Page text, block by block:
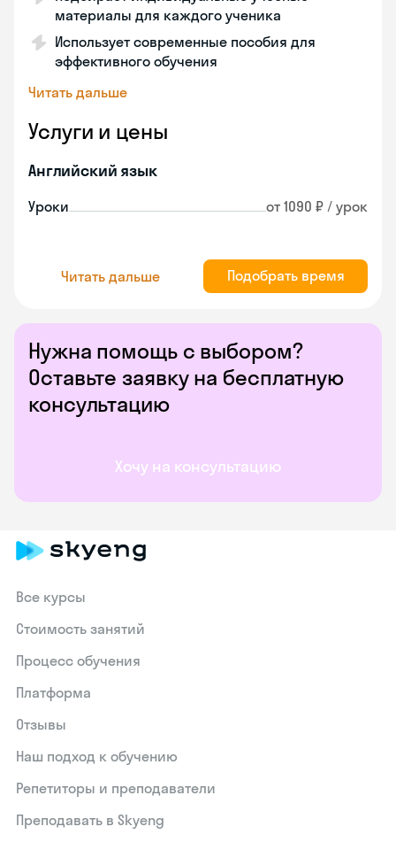
Нужна помощь с выбором?
Оставьте заявку на бесплатную
консультацию
Хочу на консультацию
материалы для каждого ученика
Использует современные пособия для
эффективного обучения
Читать дальше
Услуги и цены
Английский язык
Уроки от 1090 ₽ / урок
Читать дальше Подобрать время
Все курсы
Стоимость занятий
Процесс обучения
Платформа
Отзывы
Наш подход к обучению
Репетиторы и преподаватели
Преподавать в Skyeng